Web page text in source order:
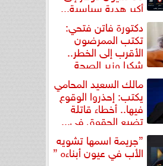
أكبر هدية سياسية...
دكتورة فاتن فتحي:
تكتب الممرضون
الأقرب إلى الخطر..
شكرا وزير الصحة
مالك السعيد المحامي
يكتب: إحذروا الوقوع
فيها.. أخطاء قاتلة
تضيع الحقوق في...
”جريمة اسمها تشويه
الأب في عيون أبناءه ”